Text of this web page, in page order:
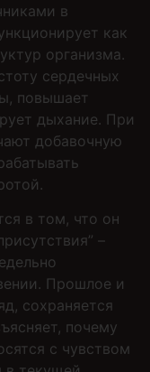
в
как
организма.
сердечных
повышает
дыхание. При
добавочную
в том, что он
–
Прошлое и
сохраняется
почему
с чувством